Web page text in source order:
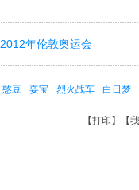
2012年伦敦奥运会
憨豆 耍宝 烈火战车 白日梦
【打印 】【